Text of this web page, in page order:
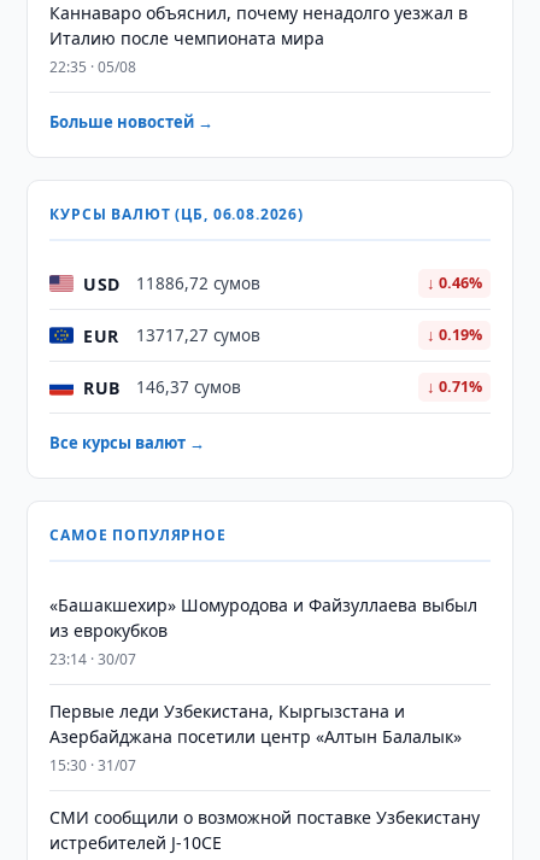
Каннаваро объяснил, почему ненадолго уезжал в
Италию после чемпионата мира
22:35 · 05/08
Больше новостей →
КУРСЫ ВАЛЮТ (ЦБ, 06.08.2026)
USD 11886,72 сумов ↓ 0.46%
EUR 13717,27 сумов ↓ 0.19%
RUB 146,37 сумов ↓ 0.71%
Все курсы валют →
САМОЕ ПОПУЛЯРНОЕ
«Башакшехир» Шомуродова и Файзуллаева выбыл
из еврокубков
23:14 · 30/07
Первые леди Узбекистана, Кыргызстана и
Азербайджана посетили центр «Алтын Балалык»
15:30 · 31/07
СМИ сообщили о возможной поставке Узбекистану
истребителей J-10CE